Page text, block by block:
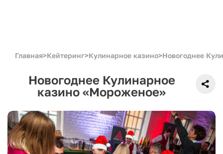
Главная>Кейтеринг>Кулинарное казино>Новогоднее
Новогоднее Кулинарное
казино «Мороженое»